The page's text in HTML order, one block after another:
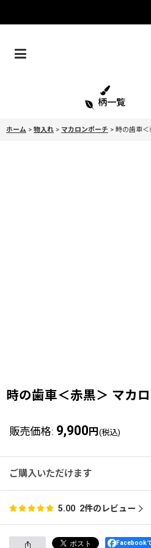
柄一覧
ホーム > 物入れ > マカロンポーチ > 時の歯車＜
時の歯車＜赤黒＞ マカ
販売価格: 9,900 円 (税込)
ご購入いただけます
5.00 2件のレビュー
Facebook